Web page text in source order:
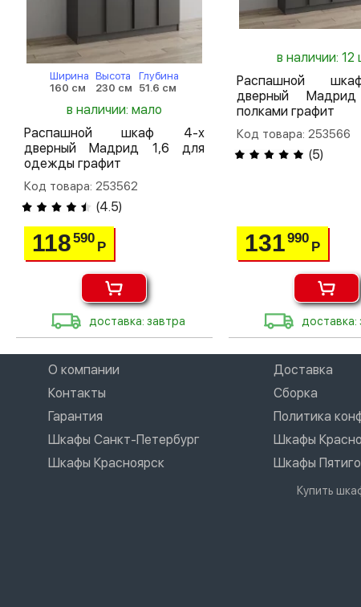
Ширина
160 см
Высота
230 см
Глубина
51.6 см
в наличии: мало
Распашной шкаф 4-х
дверный Мадрид 1,6 для
одежды графит
Код товара: 253562
(4.5)
118590
Р
доставка: завтра
в наличии: 12
Распашной
дверный
полками графит
Код товара: 253566
(5)
131990
Р
доставка:
О компании
Доставка
Контакты
Сборка
Гарантия
Политика
Шкафы Санкт-Петербург
Шкафы
Шкафы Красноярск
Шкафы
Купить